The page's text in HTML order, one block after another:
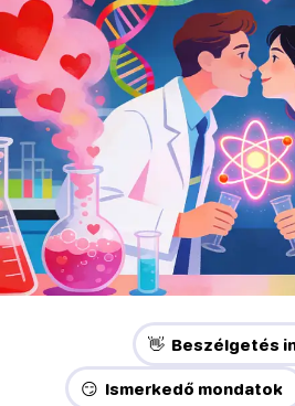
👋 Beszélgetés
😏 Ismerkedő mondatok